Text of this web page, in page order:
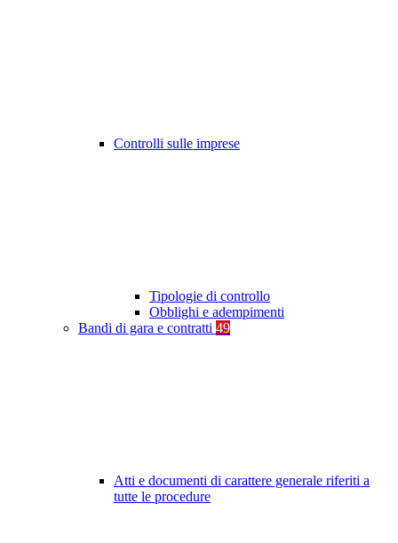
Controlli sulle imprese
Tipologie di controllo
Obblighi e adempimenti
Bandi di gara e contratti 49
Atti e documenti di carattere generale riferiti a
tutte le procedure